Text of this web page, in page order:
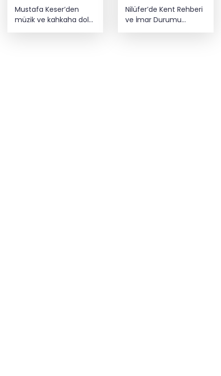
Mustafa Keser’den
müzik ve kahkaha dolu
Nilüfer’de Kent Rehberi
ve İmar Durumu